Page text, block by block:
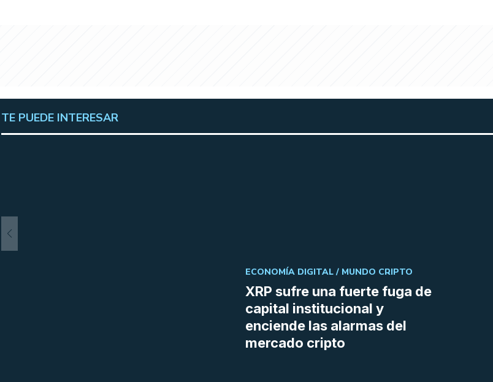
TE PUEDE INTERESAR
XRP sufre una fuerte fuga de
capital institucional y
enciende las alarmas del
mercado cripto
ECONOMÍA DIGITAL / MUNDO CRIPTO